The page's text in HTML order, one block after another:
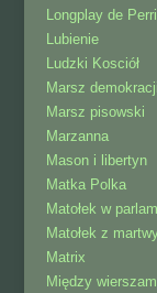
Longplay de
Lubienie
Ludzki Kosciół
Marsz demokracji
Marsz pisowski
Marzanna
Mason i libertyn
Matka Polka
Matołek w
Matołek z
Matrix
Między